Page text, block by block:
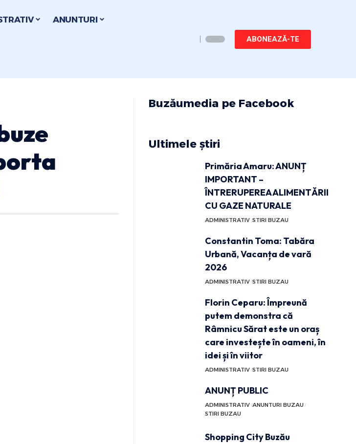
ANUNTURI
ABONEAZĂ-TE
Buzăumedia pe Facebook
Ultimele știri
Primăria Amaru: ANUNȚ
IMPORTANT –
ÎNTRERUPEREA ALIMENTĂRII
CU GAZE NATURALE
ADMINISTRATIV STIRI BUZAU
Constantin Toma: Tabăra
Urbană, Vacanța de vară
2026
ADMINISTRATIV STIRI BUZAU
Florin Ceparu: Împreună
putem demonstra că
Râmnicu Sărat este un oraș
care investește în oameni, în
idei și în viitor
ADMINISTRATIV STIRI BUZAU
ANUNȚ PUBLIC
ADMINISTRATIV ANUNTURI BUZAU
STIRI BUZAU
Shopping City Buzău